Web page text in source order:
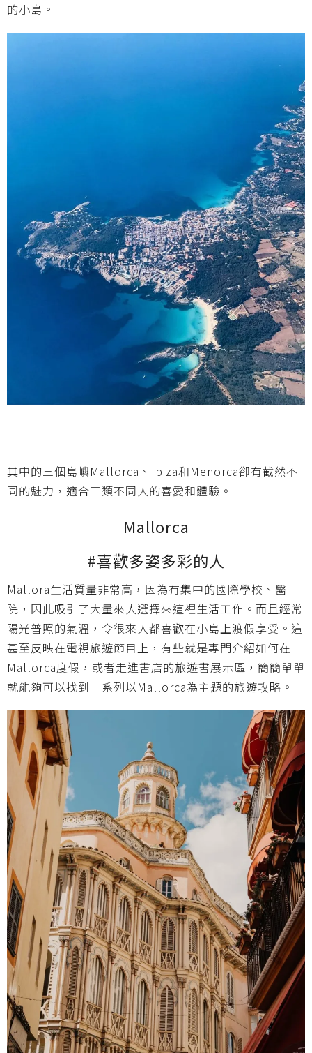
的小島。
其中的三個島嶼Mallorca、Ibiza和Menorca卻有截然不
同的魅力，適合三類不同人的喜愛和體驗。
Mallorca
#喜歡多姿多彩的人
Mallora生活質量非常高，因為有集中的國際學校、醫
院，因此吸引了大量來人選擇來這裡生活工作。而且經常
陽光普照的氣溫，令很來人都喜歡在小島上渡假享受。這
甚至反映在電視旅遊節目上，有些就是專門介紹如何在
Mallorca度假，或者走進書店的旅遊書展示區，簡簡單單
就能夠可以找到一系列以Mallorca為主題的旅遊攻略。